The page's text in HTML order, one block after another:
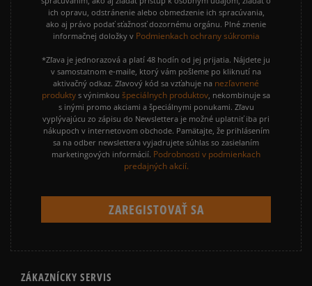
ich opravu, odstránenie alebo obmedzenie ich spracúvania,
ako aj právo podať sťažnosť dozornému orgánu. Plné znenie
informačnej doložky v Podmienkach ochrany súkromia
*Zľava je jednorazová a platí 48 hodín od jej prijatia. Nájdete ju
v samostatnom e-maile, ktorý vám pošleme po kliknutí na
aktivačný odkaz. Zľavový kód sa vzťahuje na nezľavnené
produkty s výnimkou špeciálnych produktov, nekombinuje sa
s inými promo akciami a špeciálnymi ponukami. Zľavu
vyplývajúcu zo zápisu do Newslettera je možné uplatniť iba pri
nákupoch v internetovom obchode. Pamätajte, že prihlásením
sa na odber newslettera vyjadrujete súhlas so zasielaním
marketingových informácií. Podrobnosti v podmienkach
predajných akcií.
ZÁKAZNÍCKY SERVIS